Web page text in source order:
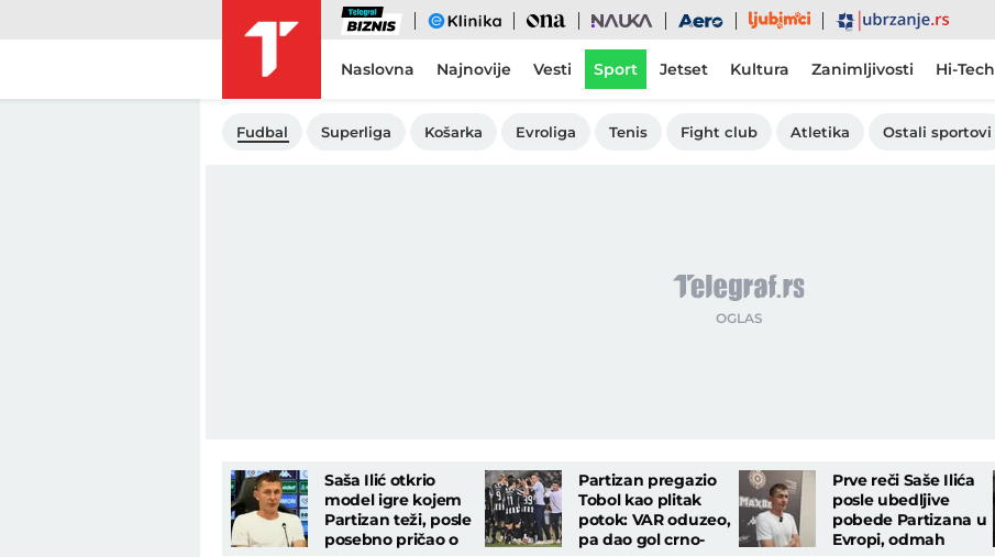
Biznis eKlinika Ona Nauka Aero Ljubimci Ubrzanje
Naslovna Najnovije Vesti Sport Jetset Kultura Zanimljivosti Hi-Tech
Fudbal Superliga Košarka Evroliga Tenis Fight club Atletika Ostali sportovi
Saša Ilić otkrio
model igre kojem
Partizan teži, posle
posebno pričao o
Partizan pregazio
Tobol kao plitak
potok: VAR oduzeo,
pa dao gol crno-
Prve reči Saše Ilića
posle ubedljive
pobede Partizana u
Evropi, odmah